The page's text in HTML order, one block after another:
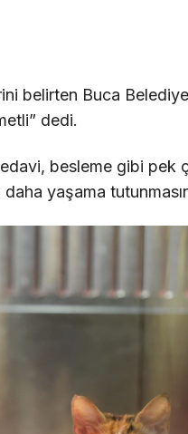
belirten Buca
dedi.
besleme gibi pek
yaşama